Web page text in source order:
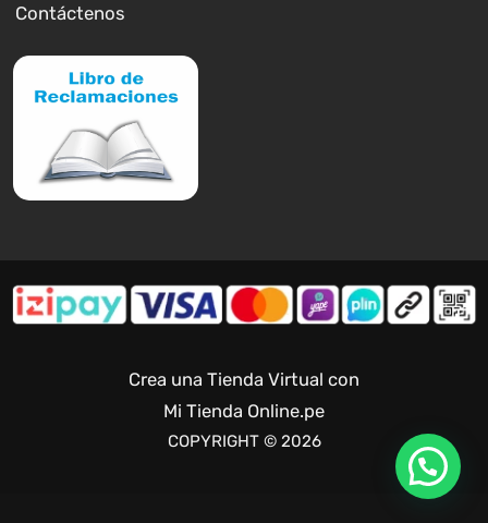
Contáctenos
Crea una Tienda Virtual con
Mi Tienda Online.pe
COPYRIGHT © 2026